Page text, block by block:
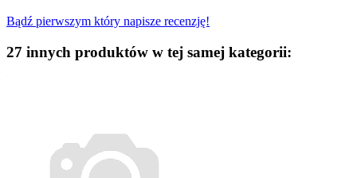
Bądź pierwszym który napisze recenzję!
27 innych produktów w tej samej kategorii: